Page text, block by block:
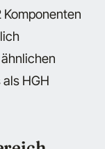
HGH